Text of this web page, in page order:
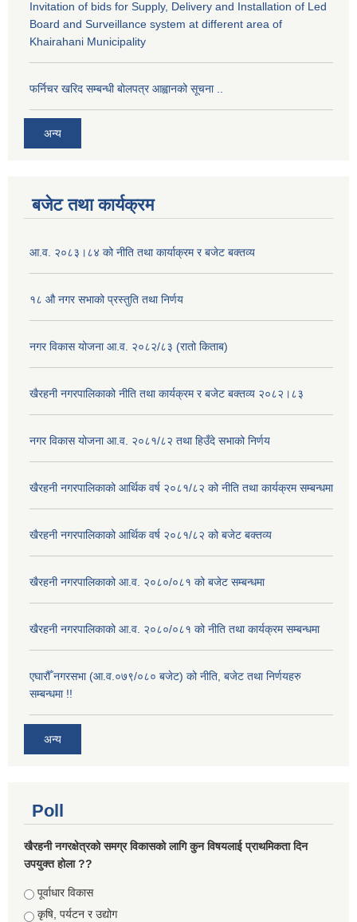
Invitation of bids for Supply, Delivery and Installation of Led
Board and Surveillance system at different area of
Khairahani Municipality
फर्निचर खरिद सम्बन्धी बोलपत्र आह्वानको सूचना ..
अन्य
बजेट तथा कार्यक्रम
आ.व. २०८३।८४ को नीति तथा कार्याक्रम र बजेट बक्तव्य
१८ औ नगर सभाको प्रस्तुति तथा निर्णय
नगर विकास योजना आ.व. २०८२/८३ (रातो किताब)
खैरहनी नगरपालिकाको नीति तथा कार्यक्रम र बजेट बक्तव्य २०८२।८३
नगर विकास योजना आ.व. २०८१/८२ तथा हिउँदे सभाको निर्णय
खैरहनी नगरपालिकाको आर्थिक वर्ष २०८१/८२ को नीति तथा कार्यक्रम सम्बन्धमा
खैरहनी नगरपालिकाको आर्थिक वर्ष २०८१/८२ को बजेट बक्तव्य
खैरहनी नगरपालिकाको आ.व. २०८०/०८१ को बजेट सम्बन्धमा
खैरहनी नगरपालिकाको आ.व. २०८०/०८१ को नीति तथा कार्यक्रम सम्बन्धमा
एघारौँ नगरसभा (आ.व.०७९/०८० बजेट) को नीति, बजेट तथा निर्णयहरु
सम्बन्धमा !!
अन्य
Poll
खैरहनी नगरक्षेत्रको समग्र विकासको लागि कुन विषयलाई प्राथमिकता दिन
उपयुक्त होला ??
Choices
पूर्वाधार विकास
कृषि, पर्यटन र उद्योग